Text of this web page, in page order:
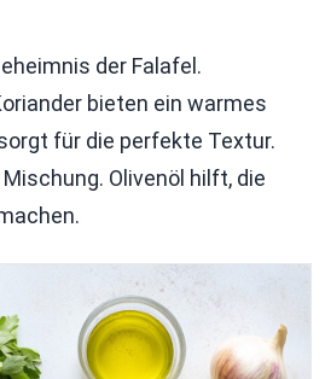
der Falafel.
bieten ein warmes
für die perfekte Textur.
Olivenöl hilft, die